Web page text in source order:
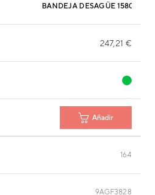
BANDEJA DESAGÜE 1580X335
247,21 €
Añadir
164
9AGF3828